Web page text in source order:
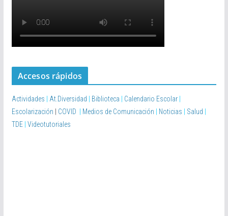
Accesos rápidos
Actividades At.Diversidad Biblioteca Calendario Escolar
Escolarización
COVID Medios de Comunicación Noticias Salud
TDE Videotutoriales